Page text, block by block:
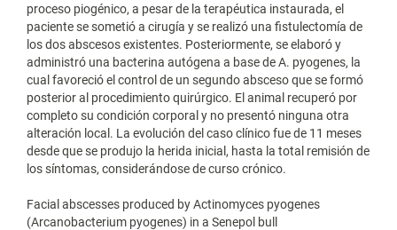
proceso piogénico, a pesar de la terapéutica instaurada, el
paciente se sometió a cirugía y se realizó una fistulectomía de
los dos abscesos existentes. Posteriormente, se elaboró y
administró una bacterina autógena a base de A. pyogenes, la
cual favoreció el control de un segundo absceso que se formó
posterior al procedimiento quirúrgico. El animal recuperó por
completo su condición corporal y no presentó ninguna otra
alteración local. La evolución del caso clínico fue de 11 meses
desde que se produjo la herida inicial, hasta la total remisión de
los síntomas, considerándose de curso crónico.
Facial abscesses produced by Actinomyces pyogenes
(Arcanobacterium pyogenes) in a Senepol bull